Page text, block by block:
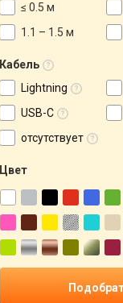
≤ 0.5 м
1.1 – 1.5 м
Кабель
Lightning
USB-C
отсутствует
Цвет